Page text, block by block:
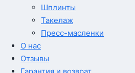
Шплинты
Такелаж
Пресс-масленки
О нас
Отзывы